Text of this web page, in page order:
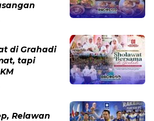
di Grahadi
tapi
Relawan